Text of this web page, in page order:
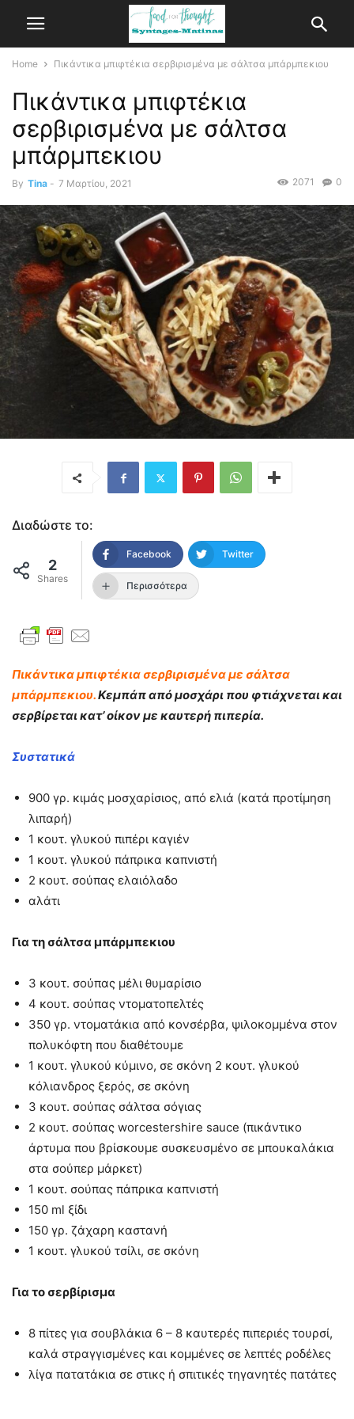
Home Πικάντικα μπιφτέκια σερβιρισμένα με σάλτσα μπάρμπεκιου
Πικάντικα μπιφτέκια
σερβιρισμένα με σάλτσα
μπάρμπεκιου
By Tina - 7 Μαρτίου, 2021 0
2071
Διαδώστε το:
2
Shares
Facebook Twitter
Περισσότερα
Πικάντικα μπιφτέκια σερβιρισμένα με σάλτσα
μπάρμπεκιου.Κεμπάπ από μοσχάρι που φτιάχνεται και
σερβίρεται κατ’ οίκον με καυτερή πιπερία.
Συστατικά
900 γρ. κιμάς μοσχαρίσιος, από ελιά (κατά προτίμηση
λιπαρή)
1 κουτ. γλυκού πιπέρι καγιέν
1 κουτ. γλυκού πάπρικα καπνιστή
2 κουτ. σούπας ελαιόλαδο
αλάτι
Για τη σάλτσα μπάρμπεκιου
3 κουτ. σούπας μέλι θυμαρίσιο
4 κουτ. σούπας ντοματοπελτές
350 γρ. ντοματάκια από κονσέρβα, ψιλοκομμένα στον
πολυκόφτη που διαθέτουμε
1 κουτ. γλυκού κύμινο, σε σκόνη 2 κουτ. γλυκού
κόλιανδρος ξερός, σε σκόνη
3 κουτ. σούπας σάλτσα σόγιας
2 κουτ. σούπας worcestershire sauce (πικάντικο
άρτυμα που βρίσκουμε συσκευσμένο σε μπουκαλάκια
στα σούπερ μάρκετ)
1 κουτ. σούπας πάπρικα καπνιστή
150 ml ξίδι
150 γρ. ζάχαρη καστανή
1 κουτ. γλυκού τσίλι, σε σκόνη
Για το σερβίρισμα
8 πίτες για σουβλάκια 6 – 8 καυτερές πιπεριές τουρσί,
καλά στραγγισμένες και κομμένες σε λεπτές ροδέλες
λίγα πατατάκια σε στικς ή σπιτικές τηγανητές πατάτες